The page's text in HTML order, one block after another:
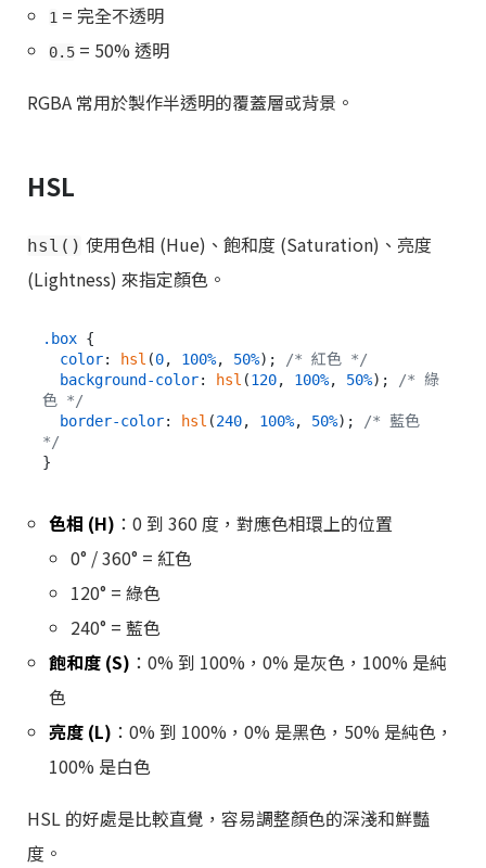
1 = 完全不透明
0.5 = 50% 透明
RGBA 常用於製作半透明的覆蓋層或背景。
HSL
hsl() 使用色相 (Hue)、飽和度 (Saturation)、亮度
(Lightness) 來指定顏色。
.box {
color: hsl (0, 100%, 50%);
/* 紅色 */
background-color: hsl (120, 100%, 50%);
/* 綠
色 */
border-color: hsl (240, 100%, 50%);
/* 藍色
*/
色相 (H) ：0 到 360 度，對應色相環上的位置
0° / 360° = 紅色
120° = 綠色
240° = 藍色
飽和度 (S) ：0% 到 100%，0% 是灰色，100% 是純
色
亮度 (L) ：0% 到 100%，0% 是黑色，50% 是純色，
100% 是白色
HSL 的好處是比較直覺，容易調整顏色的深淺和鮮豔
度。